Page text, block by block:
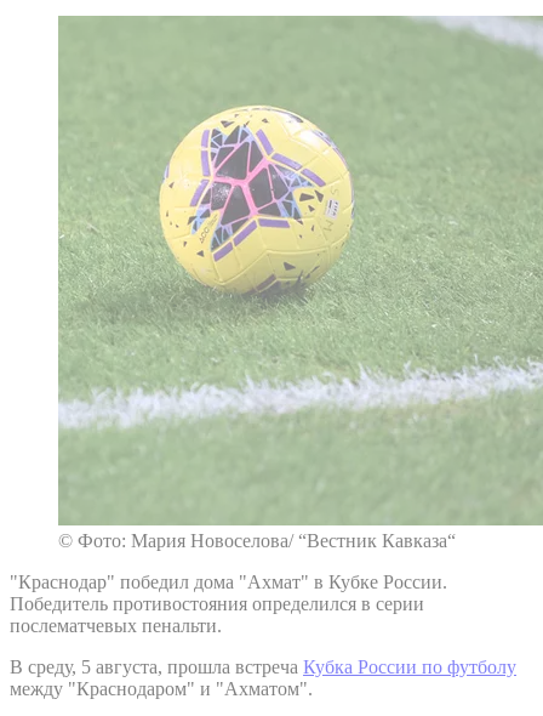
© Фото: Мария Новоселова/ “Вестник Кавказа“
"Краснодар" победил дома "Ахмат" в Кубке России.
Победитель противостояния определился в серии
послематчевых пенальти.
В среду, 5 августа, прошла встреча Кубка России по футболу
между "Краснодаром" и "Ахматом".